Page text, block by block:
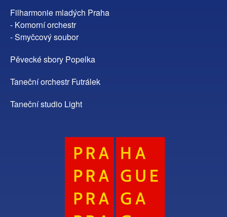
Filharmonie mladých Praha
- Komorní orchestr
- Smyčcový soubor
Pěvecké sbory Popelka
Taneční orchestr Futrálek
Taneční studio Light